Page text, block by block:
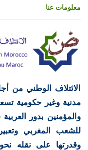
معلومات عنا
الائتلاف الوطني من
مدنية وغير حكومية
والمؤمنين بدور
للشعب المغربي
وقدرتها على نقله